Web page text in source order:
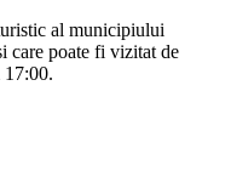
al municipiului
care poate fi vizitat de
17:00.